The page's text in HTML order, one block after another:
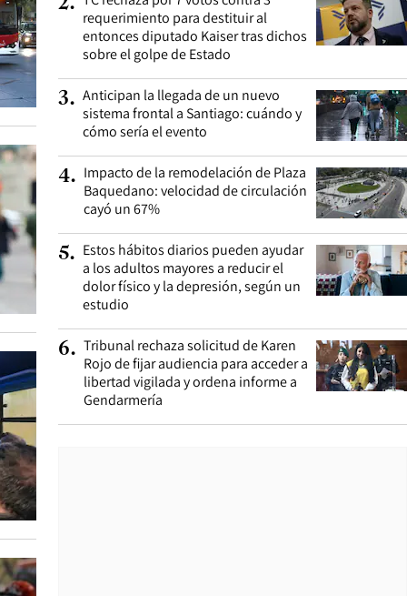
requerimiento para destituir al
entonces diputado Kaiser tras dichos
sobre el golpe de Estado
3. Anticipan la llegada de un nuevo
sistema frontal a Santiago: cuándo y
cómo sería el evento
4. Impacto de la remodelación de Plaza
Baquedano: velocidad de circulación
cayó un 67%
5. Estos hábitos diarios pueden ayudar
a los adultos mayores a reducir el
dolor físico y la depresión, según un
estudio
6. Tribunal rechaza solicitud de Karen
Rojo de fijar audiencia para acceder a
libertad vigilada y ordena informe a
Gendarmería